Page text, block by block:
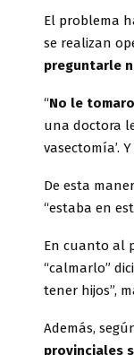
El problema
se realizan
preguntarle
“No le
una doctora
vasectomía’.
De esta
“estaba en
En cuanto al
“calmarlo”
tener hijos”,
Además,
provinciales